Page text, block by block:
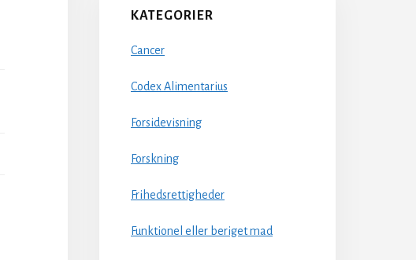
KATEGORIER
Cancer
Codex Alimentarius
Forsidevisning
Forskning
Frihedsrettigheder
Funktionel eller beriget mad